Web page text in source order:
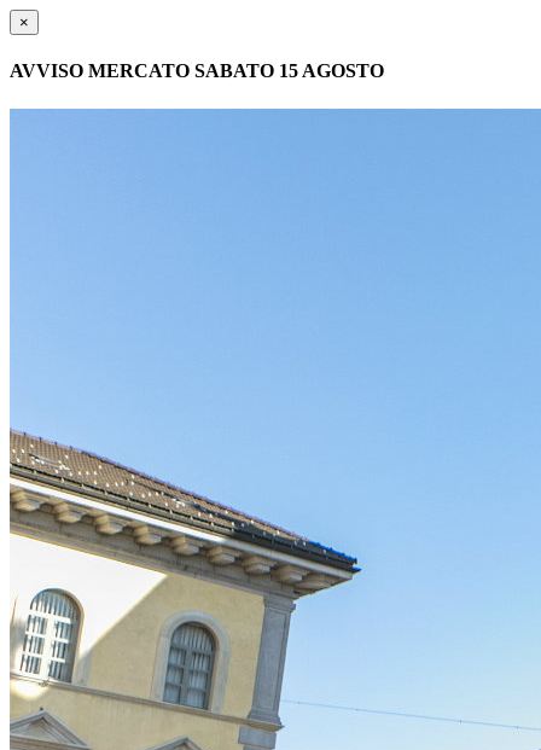
×
AVVISO MERCATO SABATO 15 AGOSTO